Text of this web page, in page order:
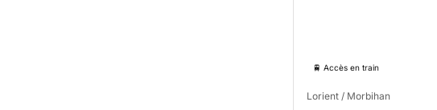
🚆 Accès en train
Lorient / Morbihan